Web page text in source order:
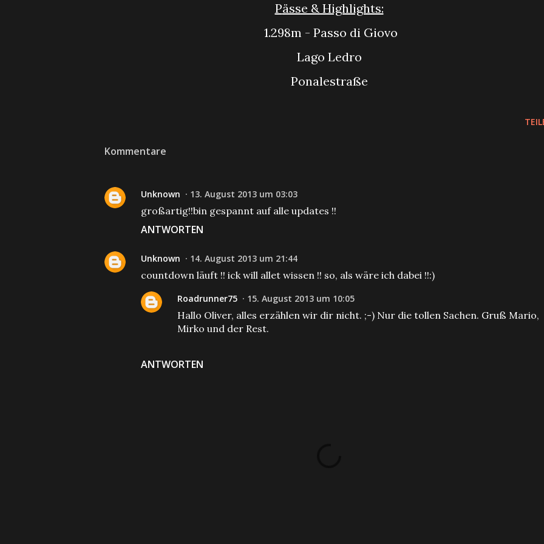
Pässe & Highlights:
1.298m - Passo di Giovo
Lago Ledro
Ponalestraße
Kommentare
Unknown 13. August 2013 um 03:03
großartig!!bin gespannt auf alle updates !!
ANTWORTEN
Unknown 14. August 2013 um 21:44
countdown läuft !! ick will allet wissen !! so, als wäre ich dabei !!:)
ANTWORTEN
Roadrunner75 15. August 2013 um 10:05
Hallo Oliver, alles erzählen wir dir nicht. ;-) Nur die tollen Sachen. Gruß Mario,
Mirko und der Rest.